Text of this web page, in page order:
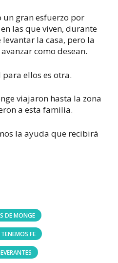
un gran esfuerzo por
las que viven, durante
la casa, pero la
como desean.
ellos es otra.
viajaron hasta la zona
a esta familia.
la ayuda que recibirá
DE MONGE
FE